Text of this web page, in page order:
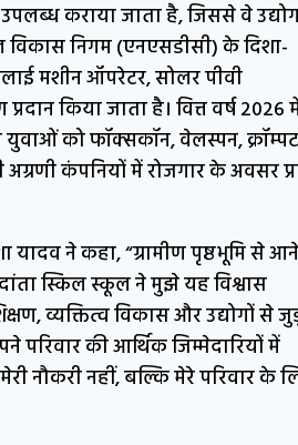
कराया जाता है, जिससे वे
विकास निगम (एनएसडीसी) के दिशा-
मशीन ऑपरेटर, सोलर पीवी
किया जाता है। वित्त वर्ष 2026
युवाओं को फॉक्सकॉन, वेलस्पन,
कंपनियों में रोजगार के अवसर
ने कहा, “ग्रामीण पृष्ठभूमि से आने
स्किल स्कूल ने मुझे यह विश्वास
व्यक्तित्व विकास और उद्योगों से
परिवार की आर्थिक जिम्मेदारियों में
नौकरी नहीं, बल्कि मेरे परिवार के